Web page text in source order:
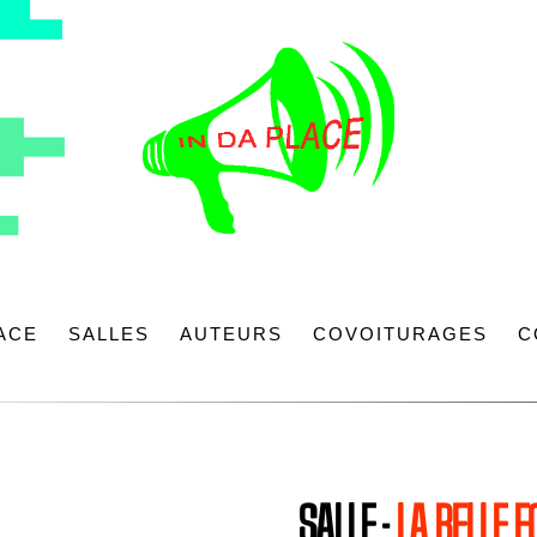
SALLES AUTEURS COVOITURAGES
SALLE : LA BELLE